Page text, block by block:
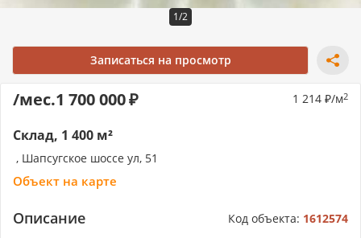
1/2
Записаться на просмотр
Склад, 1 400 м²
, Шапсугское шоссе ул, 51
Объект на карте
1 700 000
/мес. 1 214 /м2
Описание Код объекта: 1612574